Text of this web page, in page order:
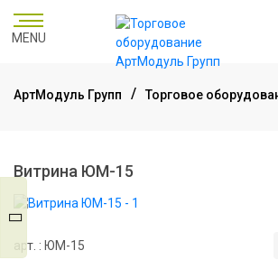
MENU
оборудование
АртМодуль Групп Торговое
Витрина ЮМ-15
арт. : ЮМ-15